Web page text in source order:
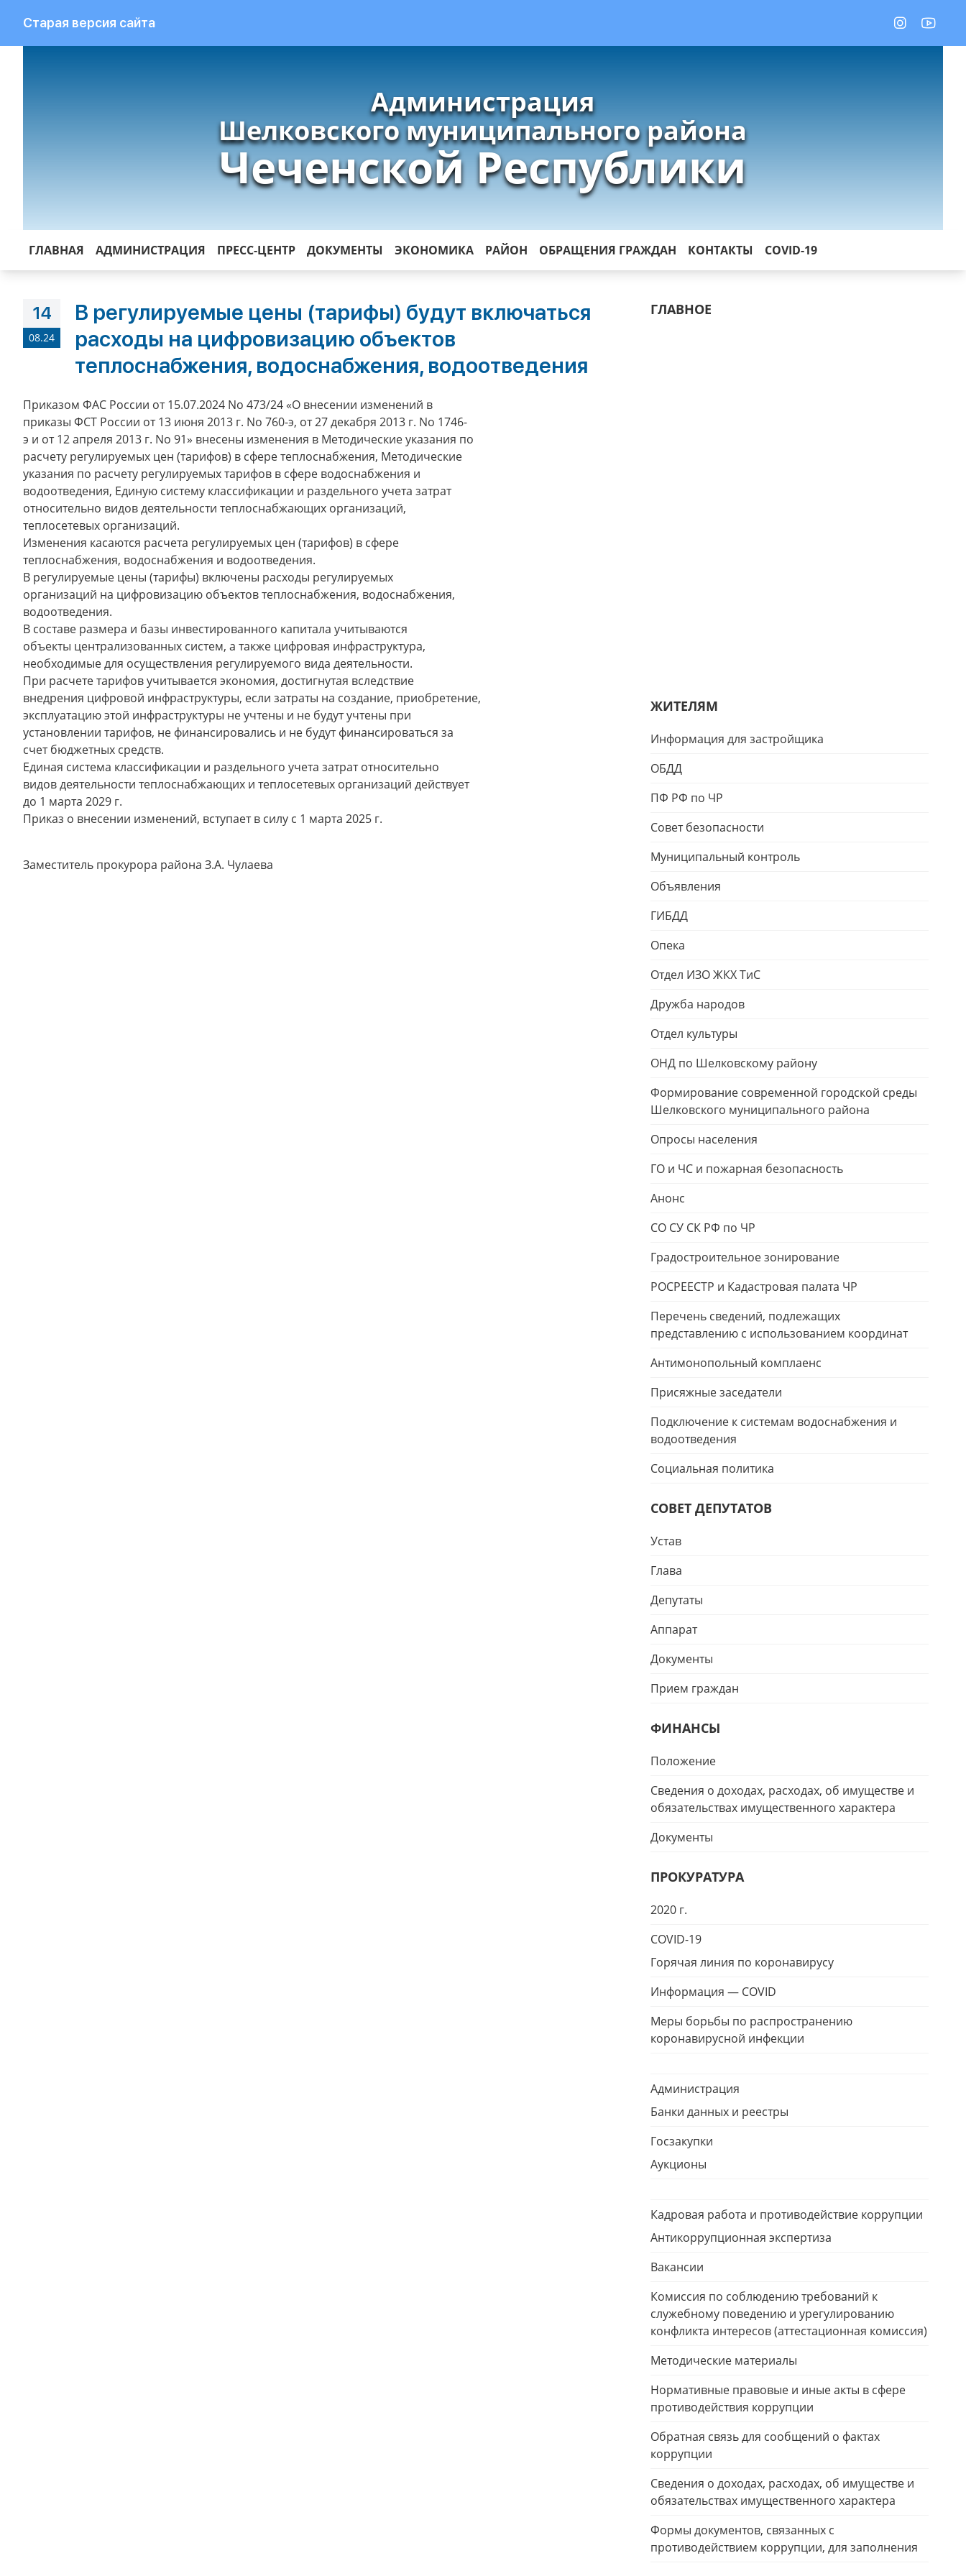
Старая версия сайта
Администрация
Шелковского муниципального района
Чеченской Республики
ГЛАВНАЯ АДМИНИСТРАЦИЯ ПРЕСС-ЦЕНТР ДОКУМЕНТЫ ЭКОНОМИКА РАЙОН ОБРАЩЕНИЯ ГРАЖДАН КОНТАКТЫ COVID-19
14
08.24
В регулируемые цены (тарифы) будут включаться
расходы на цифровизацию объектов
теплоснабжения, водоснабжения, водоотведения
Приказом ФАС России от 15.07.2024 No 473/24 «О внесении изменений в
приказы ФСТ России от 13 июня 2013 г. No 760-э, от 27 декабря 2013 г. No 1746-
э и от 12 апреля 2013 г. No 91» внесены изменения в Методические указания по
расчету регулируемых цен (тарифов) в сфере теплоснабжения, Методические
указания по расчету регулируемых тарифов в сфере водоснабжения и
водоотведения, Единую систему классификации и раздельного учета затрат
относительно видов деятельности теплоснабжающих организаций,
теплосетевых организаций.
Изменения касаются расчета регулируемых цен (тарифов) в сфере
теплоснабжения, водоснабжения и водоотведения.
В регулируемые цены (тарифы) включены расходы регулируемых
организаций на цифровизацию объектов теплоснабжения, водоснабжения,
водоотведения.
В составе размера и базы инвестированного капитала учитываются
объекты централизованных систем, а также цифровая инфраструктура,
необходимые для осуществления регулируемого вида деятельности.
При расчете тарифов учитывается экономия, достигнутая вследствие
внедрения цифровой инфраструктуры, если затраты на создание, приобретение,
эксплуатацию этой инфраструктуры не учтены и не будут учтены при
установлении тарифов, не финансировались и не будут финансироваться за
счет бюджетных средств.
Единая система классификации и раздельного учета затрат относительно
видов деятельности теплоснабжающих и теплосетевых организаций действует
до 1 марта 2029 г.
Приказ о внесении изменений, вступает в силу с 1 марта 2025 г.
Заместитель прокурора района З.А. Чулаева
ГЛАВНОЕ
ЖИТЕЛЯМ
Информация для застройщика
ОБДД
ПФ РФ по ЧР
Совет безопасности
Муниципальный контроль
Объявления
ГИБДД
Опека
Отдел ИЗО ЖКХ ТиС
Дружба народов
Отдел культуры
ОНД по Шелковскому району
Формирование современной городской среды
Шелковского муниципального района
Опросы населения
ГО и ЧС и пожарная безопасность
Анонс
СО СУ СК РФ по ЧР
Градостроительное зонирование
РОСРЕЕСТР и Кадастровая палата ЧР
Перечень сведений, подлежащих
представлению с использованием координат
Антимонопольный комплаенс
Присяжные заседатели
Подключение к системам водоснабжения и
водоотведения
Социальная политика
СОВЕТ ДЕПУТАТОВ
Устав
Глава
Депутаты
Аппарат
Документы
Прием граждан
ФИНАНСЫ
Положение
Сведения о доходах, расходах, об имуществе и
обязательствах имущественного характера
Документы
ПРОКУРАТУРА
2020 г.
COVID-19
Горячая линия по коронавирусу
Информация — COVID
Меры борьбы по распространению
коронавирусной инфекции
Администрация
Банки данных и реестры
Госзакупки
Аукционы
Кадровая работа и противодействие коррупции
Антикоррупционная экспертиза
Вакансии
Комиссия по соблюдению требований к
служебному поведению и урегулированию
конфликта интересов (аттестационная комиссия)
Методические материалы
Нормативные правовые и иные акты в сфере
противодействия коррупции
Обратная связь для сообщений о фактах
коррупции
Сведения о доходах, расходах, об имуществе и
обязательствах имущественного характера
Формы документов, связанных с
противодействием коррупции, для заполнения